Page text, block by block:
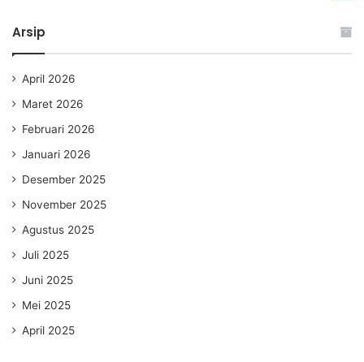
Arsip
April 2026
Maret 2026
Februari 2026
Januari 2026
Desember 2025
November 2025
Agustus 2025
Juli 2025
Juni 2025
Mei 2025
April 2025